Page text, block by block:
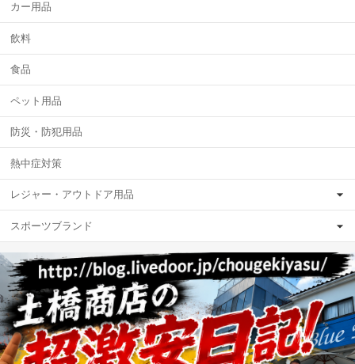
カー用品
飲料
食品
ペット用品
防災・防犯用品
熱中症対策
レジャー・アウトドア用品
スポーツブランド